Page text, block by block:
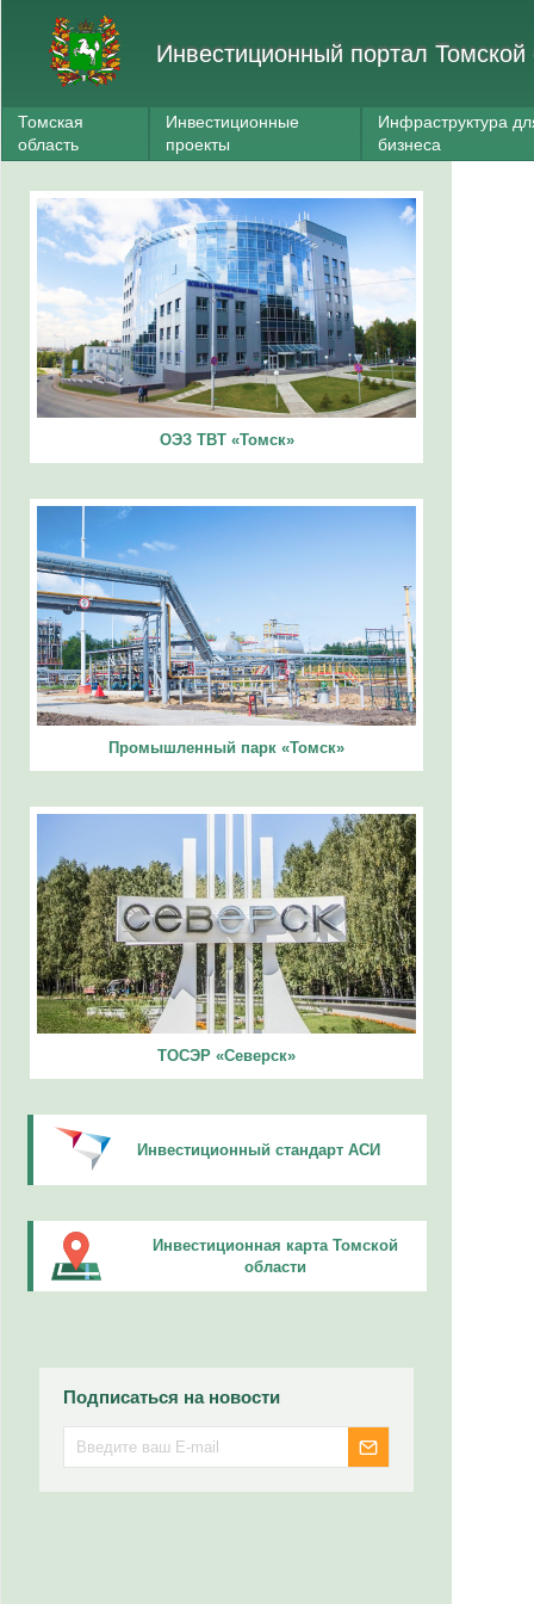
Инвестиционный портал Томской
Томская
область
Инвестиционные
проекты
Инфраструктура
бизнеса
ОЭЗ ТВТ «Томск»
Промышленный парк «Томск»
ТОСЭР «Северск»
Инвестиционный стандарт АСИ
Инвестиционная карта Томской
области
Подписаться на новости